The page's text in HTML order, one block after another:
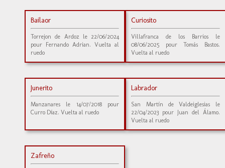
Bailaor
Torrejon de Ardoz le 22/06/2024
pour Fernando Adrian. Vuelta al
ruedo
Curiosito
Villafranca de los Barrios le
08/06/2025 pour Tomás Bastos.
Vuelta al ruedo
Junerito
Manzanares le 14/07/2018 pour
Curro Díaz. Vuelta al ruedo
Labrador
San Martín de Valdeiglesias le
22/04/2023 pour Juan del Álamo.
Vuelta al ruedo
Zafreño